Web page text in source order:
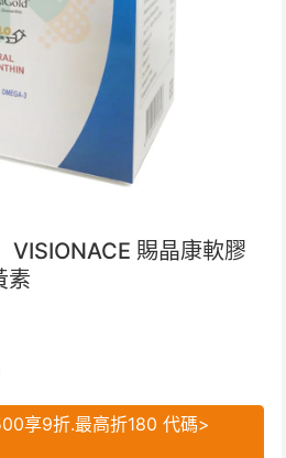
VISIONACE 賜晶康軟膠
素
享9折.最高折180 代碼>